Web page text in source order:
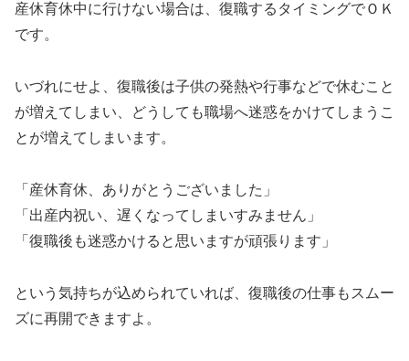
産休育休中に行けない場合は、復職するタイミングでＯＫ
です。
いづれにせよ、復職後は子供の発熱や行事などで休むこと
が増えてしまい、どうしても職場へ迷惑をかけてしまうこ
とが増えてしまいます。
「産休育休、ありがとうございました」
「出産内祝い、遅くなってしまいすみません」
「復職後も迷惑かけると思いますが頑張ります」
という気持ちが込められていれば、復職後の仕事もスムー
ズに再開できますよ。